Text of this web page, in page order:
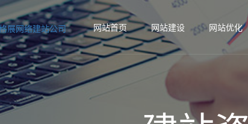
网站首页 网站建设 网站优化